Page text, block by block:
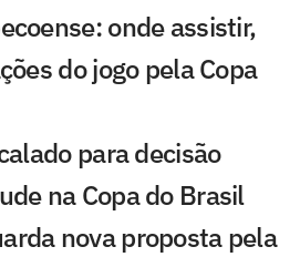
onde assistir,
do jogo pela Copa
para decisão
na Copa do Brasil
nova proposta pela